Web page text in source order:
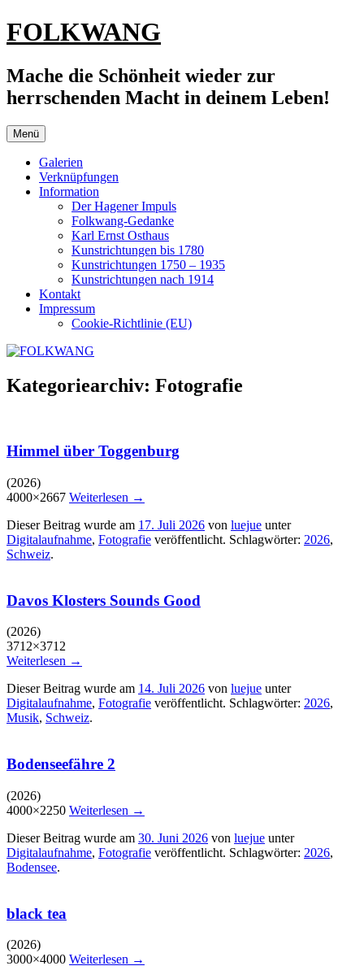
Zum
Inhalt
FOLKWANG
Mache die Schönheit wieder zur
herrschenden Macht in deinem Leben!
Menü
Galerien
Verknüpfungen
Information
Der Hagener Impuls
Folkwang-Gedanke
Karl Ernst Osthaus
Kunstrichtungen bis 1780
Kunstrichtungen 1750 – 1935
Kunstrichtungen nach 1914
Kontakt
Impressum
Cookie-Richtlinie (EU)
Kategoriearchiv: Fotografie
Himmel über Toggenburg
(2026)
4000×2667 Weiterlesen →
Dieser Beitrag wurde am 17. Juli 2026 von luejue unter
Digitalaufnahme, Fotografie veröffentlicht. Schlagwörter: 2026,
Schweiz.
Davos Klosters Sounds Good
(2026)
3712×3712
Weiterlesen →
Dieser Beitrag wurde am 14. Juli 2026 von luejue unter
Digitalaufnahme, Fotografie veröffentlicht. Schlagwörter: 2026,
Musik, Schweiz.
Bodenseefähre 2
(2026)
4000×2250 Weiterlesen →
Dieser Beitrag wurde am 30. Juni 2026 von luejue unter
Digitalaufnahme, Fotografie veröffentlicht. Schlagwörter: 2026,
Bodensee.
black tea
(2026)
3000×4000 Weiterlesen →